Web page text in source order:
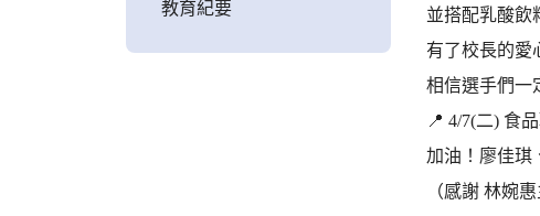
教育紀要
並搭配乳酸飲
有了校長的愛
相信選手們一
📍 4/7(二) 食
加油！廖佳琪
（感謝 林婉